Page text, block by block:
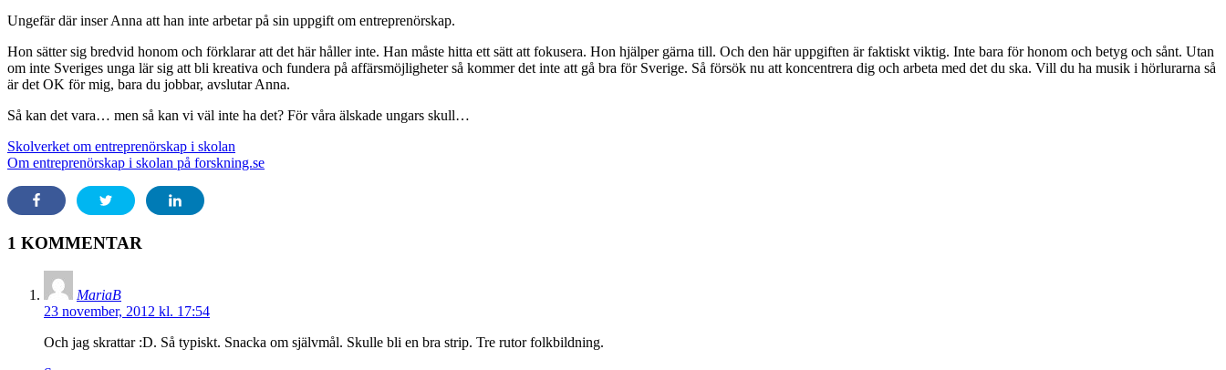
Ungefär där inser Anna att han inte arbetar på sin uppgift om entreprenörskap.
Hon sätter sig bredvid honom och förklarar att det här håller inte. Han måste hitta ett sätt att fokusera. Hon hjälper gärna till. Och den här uppgiften är faktiskt viktig. Inte bara för honom och betyg och sånt. Utan
om inte Sveriges unga lär sig att bli kreativa och fundera på affärsmöjligheter så kommer det inte att gå bra för Sverige. Så försök nu att koncentrera dig och arbeta med det du ska. Vill du ha musik i hörlurarna så
är det OK för mig, bara du jobbar, avslutar Anna.
Så kan det vara… men så kan vi väl inte ha det? För våra älskade ungars skull…
Skolverket om entreprenörskap i skolan
Om entreprenörskap i skolan på forskning.se
1 KOMMENTAR
MariaB
23 november, 2012 kl. 17:54
Och jag skrattar :D. Så typiskt. Snacka om självmål. Skulle bli en bra strip. Tre rutor folkbildning.